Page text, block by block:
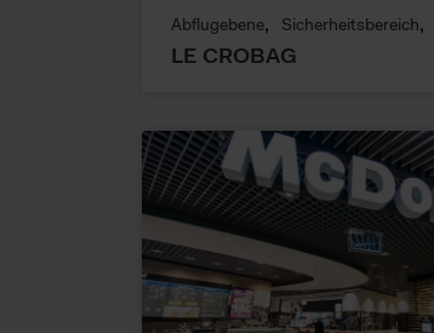
nicht direkt
Abflugebene Sicherheitsbereich
LE CROBAG